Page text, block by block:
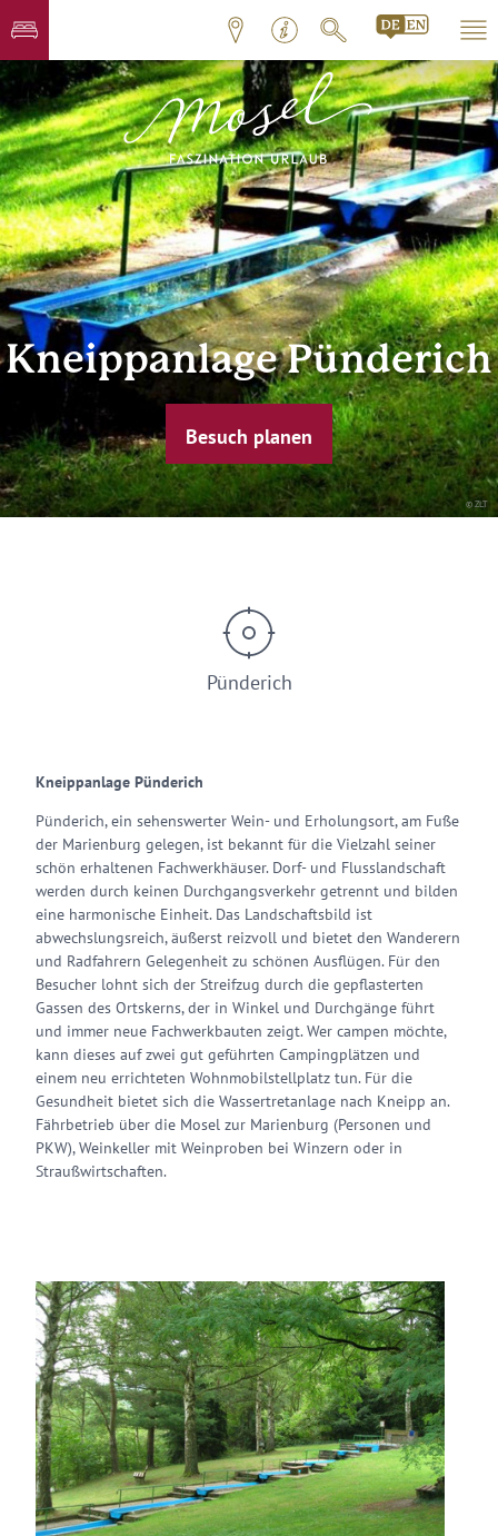
© ZLT
Kneippanlage Pünderich
Besuch planen
Pünderich
Kneippanlage Pünderich
Pünderich, ein sehenswerter Wein- und Erholungsort, am Fuße
der Marienburg gelegen, ist bekannt für die Vielzahl seiner
schön erhaltenen Fachwerkhäuser. Dorf- und Flusslandschaft
werden durch keinen Durchgangsverkehr getrennt und bilden
eine harmonische Einheit. Das Landschaftsbild ist
abwechslungsreich, äußerst reizvoll und bietet den Wanderern
und Radfahrern Gelegenheit zu schönen Ausflügen. Für den
Besucher lohnt sich der Streifzug durch die gepflasterten
Gassen des Ortskerns, der in Winkel und Durchgänge führt
und immer neue Fachwerkbauten zeigt. Wer campen möchte,
kann dieses auf zwei gut geführten Campingplätzen und
einem neu errichteten Wohnmobilstellplatz tun. Für die
Gesundheit bietet sich die Wassertretanlage nach Kneipp an.
Fährbetrieb über die Mosel zur Marienburg (Personen und
PKW), Weinkeller mit Weinproben bei Winzern oder in
Straußwirtschaften.